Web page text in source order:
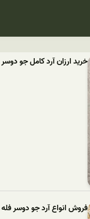
خرید ارزان آرد کامل جو دوسر
فروش انواع آرد جو دوسر فله